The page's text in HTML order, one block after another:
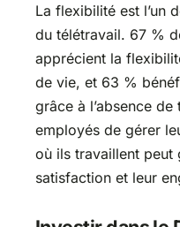
La flexibilité est l’un
du télétravail. 67 %
apprécient la
de vie, et 63 %
grâce à l’absence
employés de gérer
où ils travaillent peut
satisfaction et leur